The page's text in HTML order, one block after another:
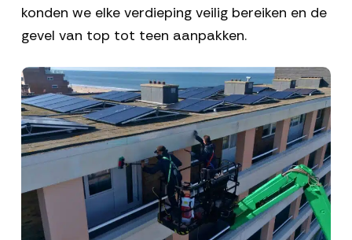
konden we elke verdieping veilig bereiken en de
gevel van top tot teen aanpakken.